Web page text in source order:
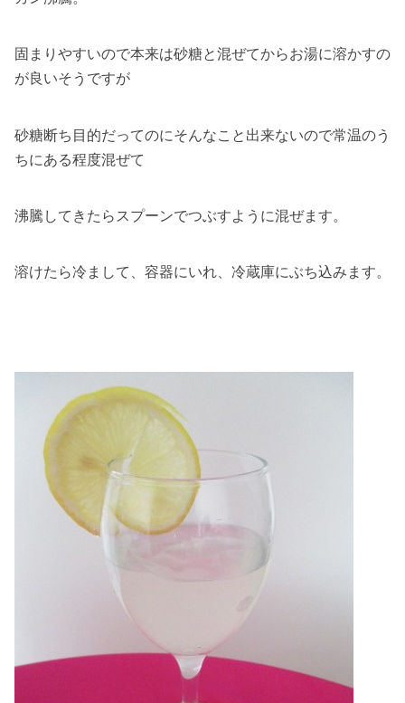
固まりやすいので本来は砂糖と混ぜてからお湯に溶かすの
が良いそうですが
砂糖断ち目的だってのにそんなこと出来ないので常温のう
ちにある程度混ぜて
沸騰してきたらスプーンでつぶすように混ぜます。
溶けたら冷まして、容器にいれ、冷蔵庫にぶち込みます。